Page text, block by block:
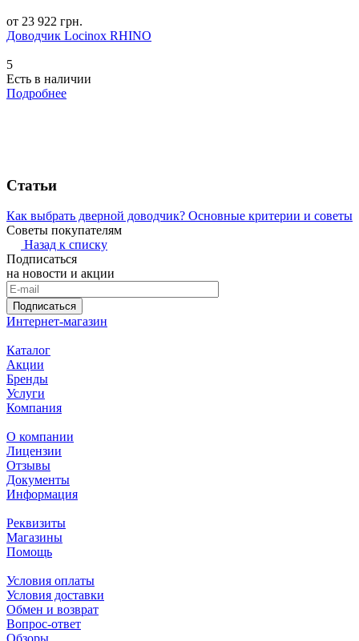
от 23 922 грн.
Доводчик Locinox RHINO
5
Есть в наличии
Подробнее
Статьи
Как выбрать дверной доводчик? Основные критерии и советы
Советы покупателям
Назад к списку
Подписаться
на новости и акции
Подписаться
Интернет-магазин
Каталог
Акции
Бренды
Услуги
Компания
О компании
Лицензии
Отзывы
Документы
Информация
Реквизиты
Магазины
Помощь
Условия оплаты
Условия доставки
Обмен и возврат
Вопрос-ответ